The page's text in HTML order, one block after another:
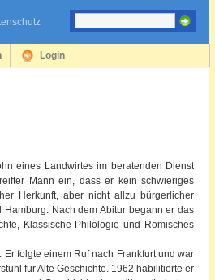
Login
eines Landwirtes im beratenden Dienst
Mann ein, dass er kein schwieriges
Herkunft, aber nicht allzu bürgerlicher
Nach dem Abitur begann er das
Klassische Philologie und Römisches
folgte einem Ruf nach Frankfurt und war
für Alte Geschichte. 1962 habilitierte er